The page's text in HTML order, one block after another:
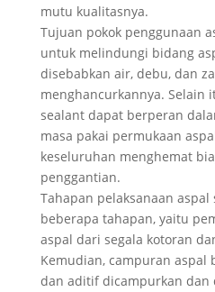
mutu kualitasnya.
Tujuan pokok penggunaan
untuk melindungi bidang
disebabkan air, debu, dan
menghancurkannya. Selain
sealant dapat berperan
masa pakai permukaan
keseluruhan menghemat
penggantian.
Tahapan pelaksanaan
beberapa tahapan, yaitu
aspal dari segala kotoran
Kemudian, campuran aspal
dan aditif dicampurkan dan